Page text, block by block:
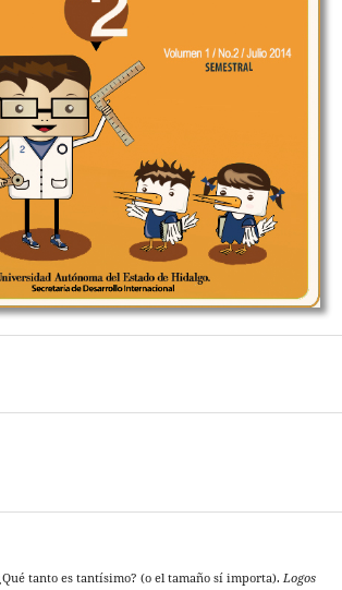
tanto es tantísimo? (o el tamaño sí importa). Logos